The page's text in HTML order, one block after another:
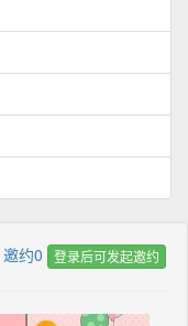
邀约0 登录后可发起邀约